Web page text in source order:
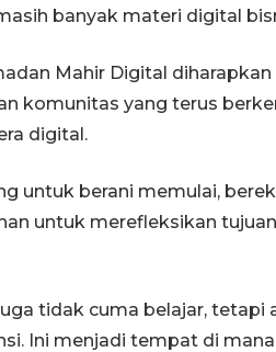
banyak materi digital
Mahir Digital
komunitas yang terus
digital.
untuk berani memulai,
untuk merefleksikan
tidak cuma belajar,
Ini menjadi tempat di